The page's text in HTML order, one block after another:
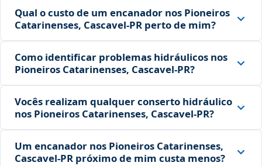
Qual o custo de um encanador nos Pioneiros
Catarinenses, Cascavel‑PR perto de mim?
Como identificar problemas hidráulicos nos
Pioneiros Catarinenses, Cascavel‑PR?
Vocês realizam qualquer conserto hidráulico
nos Pioneiros Catarinenses, Cascavel‑PR?
Um encanador nos Pioneiros Catarinenses,
Cascavel‑PR próximo de mim custa menos?